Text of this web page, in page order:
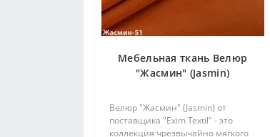
Мебельная ткань Велюр
"Жасмин" (Jasmin)
Велюр "Жасмин" (Jasmin) от
поставщика "Exim Textil" - это
коллекция чрезвычайно мягкого